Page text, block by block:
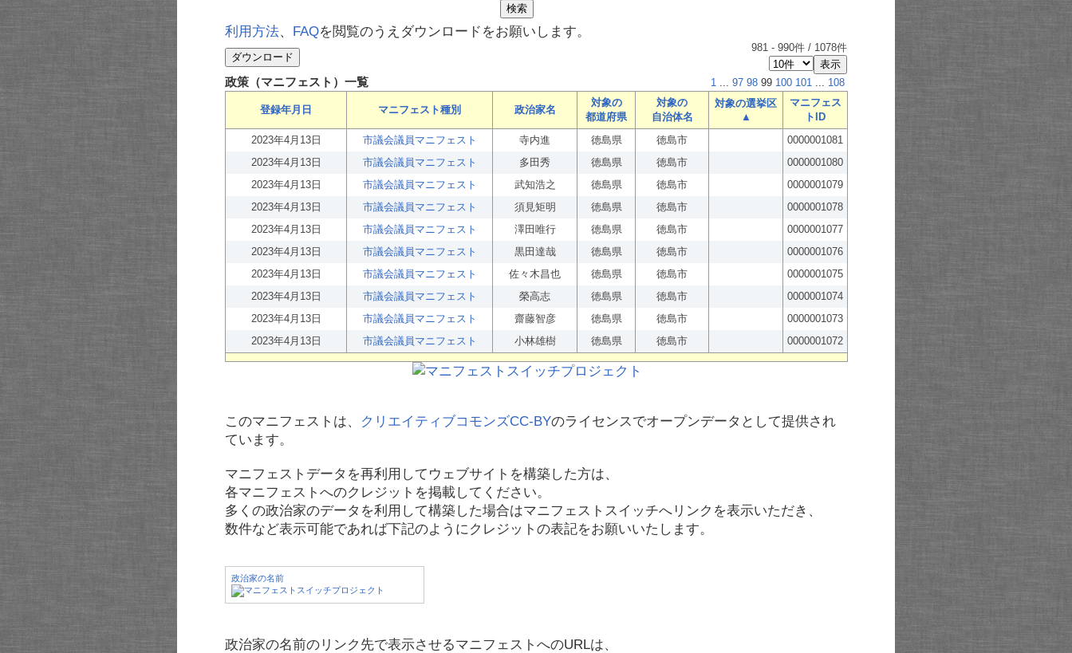
利用方法、 FAQを閲覧のうえダウンロードをお願いします。
981 - 990件 / 1078件
政策（マニフェスト）一覧 1 ... 97 98 99 100 101 ... 108
登録年月日 マニフェスト種別 政治家名
対象の
都道府県
対象の
自治体名
対象の選挙区
▲
マニフェス
トID
2023年4月13日
市議会議員マニフェスト 寺内進 徳島県 徳島市
0000001081
2023年4月13日
市議会議員マニフェスト 多田秀 徳島県 徳島市
0000001080
2023年4月13日
市議会議員マニフェスト 武知浩之 徳島県 徳島市
0000001079
2023年4月13日
市議会議員マニフェスト 須見矩明 徳島県 徳島市
0000001078
2023年4月13日
市議会議員マニフェスト 澤田唯行 徳島県 徳島市
0000001077
2023年4月13日
市議会議員マニフェスト 黒田達哉 徳島県 徳島市
0000001076
2023年4月13日
市議会議員マニフェスト 佐々木昌也 徳島県 徳島市
0000001075
2023年4月13日
市議会議員マニフェスト 榮高志 徳島県 徳島市
0000001074
2023年4月13日
市議会議員マニフェスト 齋藤智彦 徳島県 徳島市
0000001073
2023年4月13日
市議会議員マニフェスト 小林雄樹 徳島県 徳島市 0000001072
このマニフェストは、 クリエイティブコモンズCC-BYのライセンスでオープンデータとして提供され
ています。
マニフェストデータを再利用してウェブサイトを構築した方は、
各マニフェストへのクレジットを掲載してください。
多くの政治家のデータを利用して構築した場合はマニフェストスイッチへリンクを表示いただき、
数件など表示可能であれば下記のようにクレジットの表記をお願いいたします。
政治家の名前
政治家の名前のリンク先で表示させるマニフェストへのURLは、